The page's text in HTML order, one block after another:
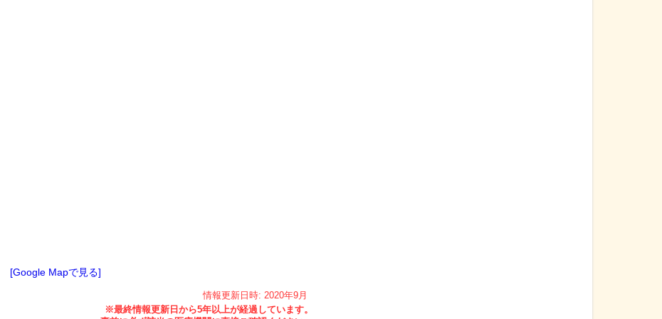
[Google Mapで見る]
情報更新日時: 2020年9月